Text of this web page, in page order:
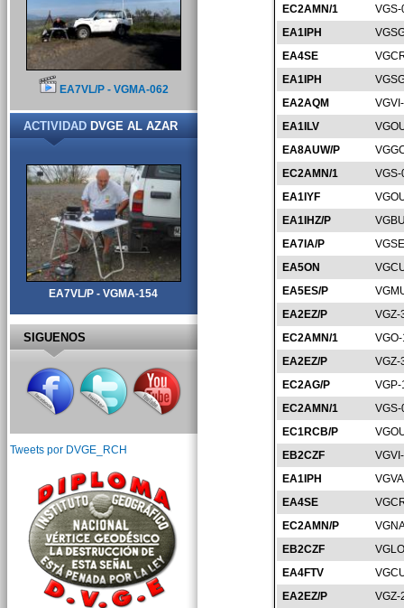
EC2AMN/1
EA1IPH
EA4SE
EA1IPH
EA2AQM
EA1ILV
EA8AUW/P
EC2AMN/1
EA1IYF
EA1IHZ/P
EA7IA/P
EA5ON
EA5ES/P
EA2EZ/P
VGZ-
EC2AMN/1
EA2EZ/P
VGZ-
EC2AG/P
EC2AMN/1
EC1RCB/P
EB2CZF
EA1IPH
EA4SE
EC2AMN/P
EB2CZF
EA4FTV
EA2EZ/P
VGZ-
EA7VL/P - VGMA-062
ACTIVIDADDVGE AL AZAR
EA7VL/P - VGMA-154
SIGUENOS
Tweets por DVGE_RCH